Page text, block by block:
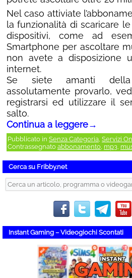
Nel caso attiviate
la funzionalità di scaricare
dispositivi, come ad
Smartphone per ascoltare
non avete a disposizione
internet.
Se siete amanti
assolutamente provarlo,
registrarsi ed utilizzare il
salto.
Continua a leggere→
Pubblicato in Senza Categoria Servizi
Contrassegnato abbonamento mp3
Cerca su Fribby.net
Instant Gaming – Videogiochi Scontati